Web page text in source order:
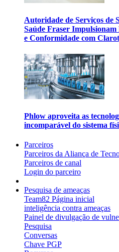
Autoridade de Serviços de
Saúde Fraser Impulsionam
e Conformidade com
Phlow aproveita as
incomparável do sistema
Parceiros
Parceiros da Aliança de
Parceiros de canal
Login do parceiro
Pesquisa de ameaças
Team82 Página inicial
inteligência contra ameaças
Painel de divulgação de
Pesquisa
Conversas
Chave PGP